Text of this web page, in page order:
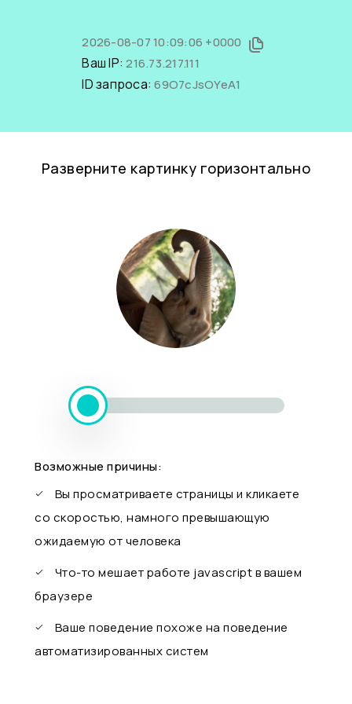
2026-08-07 10:09:06 +0000
Ваш IP:216.73.217.111
ID запроса:69O7cJsOYeA1
Разверните картинку горизонтально
Возможные причины:
Вы просматриваете страницы и кликаете
со скоростью, намного превышающую
ожидаемую от человека
Что-то мешает работе javascript в вашем
браузере
Ваше поведение похоже на поведение
автоматизированных систем